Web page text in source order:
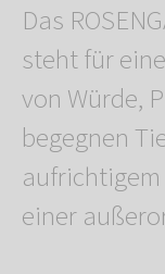
Das
steht für
von Würde,
begegnen
einer